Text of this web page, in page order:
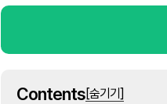
Contents[숨기기]